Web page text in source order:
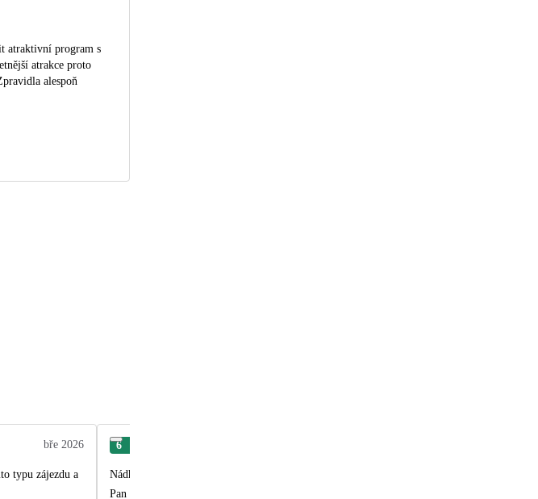
atraktivní program s
atrakce proto
alespoň
bře 2026
typu zájezdu a
6
Nádherný zájezd, velmi dobře vybrané lokality, výborně zařízená doprava a přestupy na
Pan Přemysl Karpíšek se nám opravdu věnoval a moc si toho vážíme. I díky jemu